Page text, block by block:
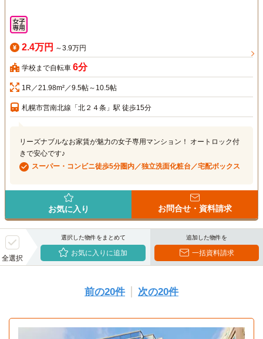
2.4万円 ～3.9万円
学校まで自転車 6分
1R／21.98m²／9.5帖～10.5帖
札幌市営南北線「北２４条」駅 徒歩15分
リーズナブルなお家賃が魅力の女子専用マンション！ オートロック付
きで安心です♪
スーパー・コンビニ徒歩5分圏内／独立洗面化粧台／宅配ボックス
お気に入り お問合せ・資料請求
全選択
選択した物件をまとめて
お気に入りに追加
追加した物件を
一括資料請求
前の20件 次の20件